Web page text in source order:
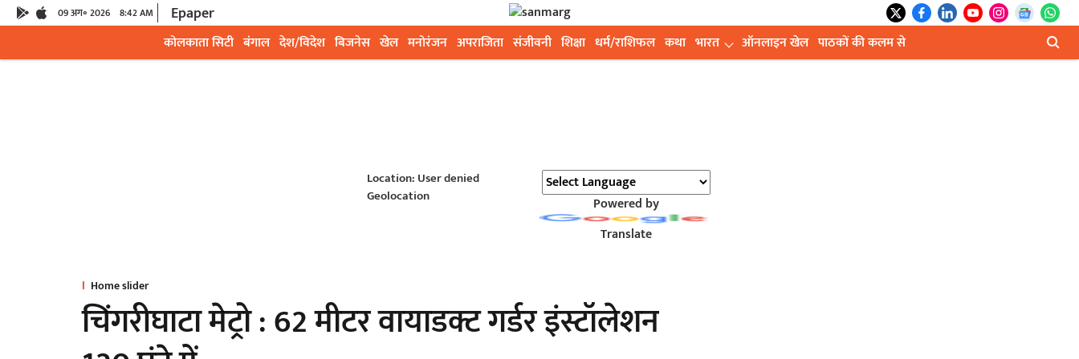
09 अग॰ 2026 8:42 AM Epaper
कोलकाता सिटी बंगाल देश/विदेश बिजनेस खेल मनोरंजन अपराजिता संजीवनी शिक्षा धर्म/राशिफल कथा भारत ऑनलाइन खेल पाठकों की कलम से
Location: User denied
Geolocation
Powered by
Translate
Home slider
चिंगरीघाटा मेट्रो : 62 मीटर वायाडक्ट गर्डर इंस्टॉलेशन